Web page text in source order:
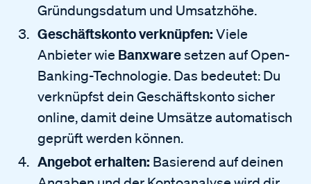
Gründungsdatum und Umsatzhöhe.
Geschäftskonto verknüpfen: Viele
Anbieter wie Banxwaresetzen auf Open-
Banking-Technologie. Das bedeutet: Du
verknüpfst dein Geschäftskonto sicher
online, damit deine Umsätze automatisch
geprüft werden können.
Angebot erhalten: Basierend auf deinen